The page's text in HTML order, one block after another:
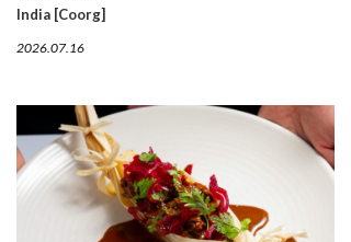
India [Coorg]
2026.07.16